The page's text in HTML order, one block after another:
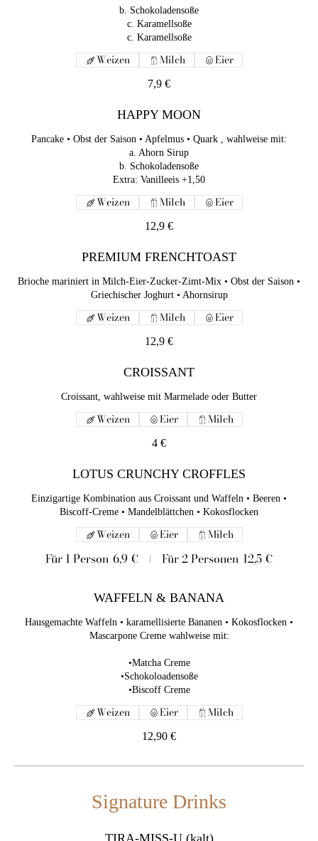
HAPPY MOON
Pancake • Obst der Saison • Apfelmus • Quark , wahlweise mit:
a. Ahorn Sirup
b. Schokoladensoße
Extra: Vanilleeis +1,50
12,9 €
Milch
PREMIUM FRENCHTOAST
Brioche mariniert in Milch-Eier-Zucker-Zimt-Mix • Obst der
Saison • Griechischer Joghurt • Ahornsirup
Weizen Milch Eier
4 €
Weizen Eier Milch
LOTUS CRUNCHY CROFFLES
Einzigartige Kombination aus Croissant und Waffeln • Beeren •
Biscoff-Creme • Mandelblättchen • Kokosflocken
Für 1 Person 6,9 € Für 2 Personen
Weizen Eier Milch
Kokosflocken • Mascarpone Creme wahlweise mit:
•Matcha Creme
•Schokoloadensoße
•Biscoff Creme
12,90 €
Weizen Eier Milch
Signature Drinks
TIRA-MISS-U (kalt)
Doppelter Espresso • Vollmilch • Tiramisucreme
Milch
Matcha • Vollmilch • Tiramisucreme
b. Schokoladensoße
c. Karamellsoße
c. Karamellsoße
7,9 €
Weizen Milch Eier
HAPPY MOON
Pancake • Obst der Saison • Apfelmus • Quark , wahlweise mit:
a. Ahorn Sirup
b. Schokoladensoße
Extra: Vanilleeis +1,50
12,9 €
Weizen Milch Eier
PREMIUM FRENCHTOAST
Brioche mariniert in Milch-Eier-Zucker-Zimt-Mix • Obst der Saison •
Griechischer Joghurt • Ahornsirup
12,9 €
Weizen Milch Eier
CROISSANT
Croissant, wahlweise mit Marmelade oder Butter
4 €
Weizen Eier Milch
LOTUS CRUNCHY CROFFLES
Einzigartige Kombination aus Croissant und Waffeln • Beeren •
Biscoff-Creme • Mandelblättchen • Kokosflocken
Für 1 Person 6,9 € Für 2 Personen 12,5 €
Weizen Eier Milch
WAFFELN & BANANA
Hausgemachte Waffeln • karamellisierte Bananen • Kokosflocken •
Mascarpone Creme wahlweise mit:
•Matcha Creme
•Schokoloadensoße
•Biscoff Creme
12,90 €
Weizen Eier Milch
Signature Drinks
TIRA-MISS-U (kalt)